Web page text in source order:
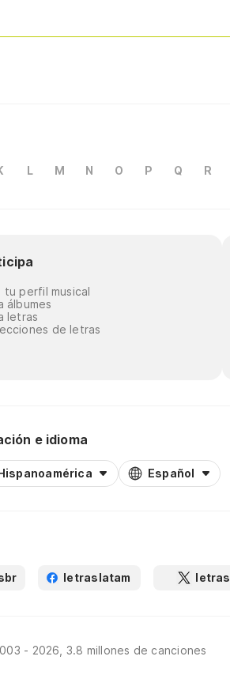
L M N O P Q R
tu perfil musical
álbumes
letras
de letras
e idioma
Español
letraslatam letras
- 2026, 3.8 millones de canciones